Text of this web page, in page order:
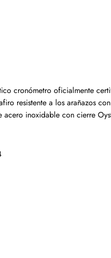
cronómetro oficialmente
resistente a los arañazos
inoxidable con cierre